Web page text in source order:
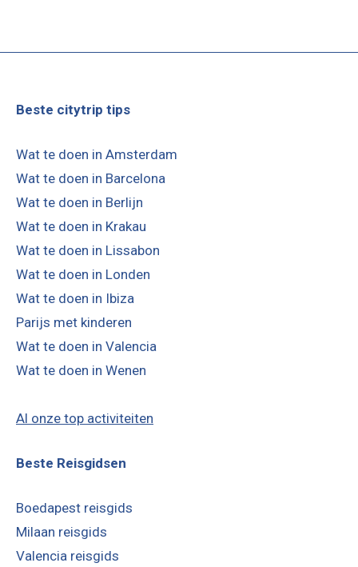
Beste citytrip tips
Wat te doen in Amsterdam
Wat te doen in Barcelona
Wat te doen in Berlijn
Wat te doen in Krakau
Wat te doen in Lissabon
Wat te doen in Londen
Wat te doen in Ibiza
Parijs met kinderen
Wat te doen in Valencia
Wat te doen in Wenen
Al onze top activiteiten
Beste Reisgidsen
Boedapest reisgids
Milaan reisgids
Valencia reisgids